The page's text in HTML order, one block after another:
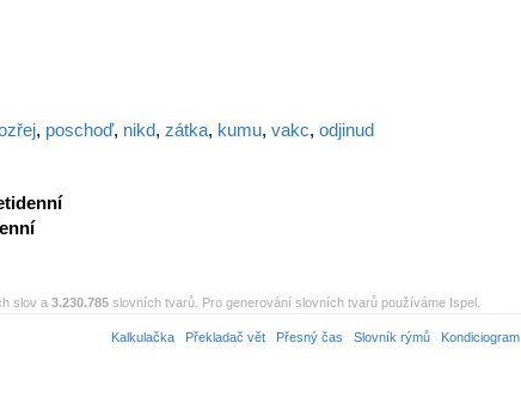
, poschoď, nikd, zátka, kumu, vakc, odjinud
slov a 3.230.785 slovních tvarů. Pro generování slovních tvarů používáme Ispel.
Kalkulačka Překladač vět Přesný čas Slovník rýmů Kondiciogram